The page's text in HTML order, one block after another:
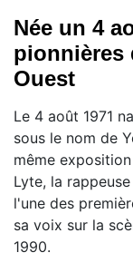
Née un 4
pionnières
Ouest
Le 4 août 1971
sous le nom de
même
Lyte, la
l'une des
sa voix sur la
1990.